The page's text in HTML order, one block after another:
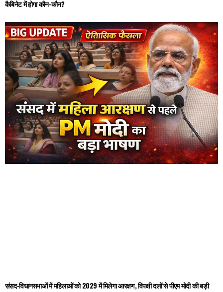
कैबिनेट में होगा कौन-कौन?
संसद-विधानसभाओं में महिलाओं को 2029 में मिलेगा आरक्षण, विपक्षी दलों से पीएम मोदी की बड़ी